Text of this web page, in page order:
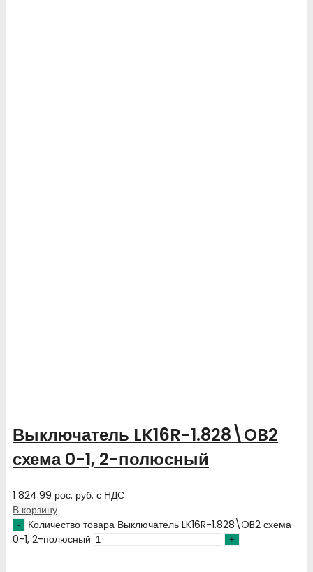
Выключатель LK16R-1.828\OB2
схема 0-1, 2-полюсный
1 824.99 рос. руб. с НДС
В корзину
Количество товара Выключатель LK16R-1.828\OB2 схема
0-1, 2-полюсный